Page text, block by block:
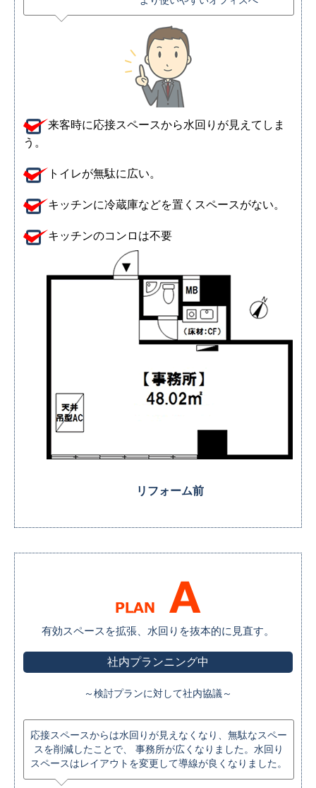
来客時に応接スペースから水回りが見えてしま
う。
トイレが無駄に広い。
キッチンに冷蔵庫などを置くスペースがない。
キッチンのコンロは不要
リフォーム前
有効スペースを拡張、 水回りを抜本的に見直す。
社内プランニング中
～検討プランに対して社内協議～
応接スペースからは水回りが見えなくなり、無駄なスペー
スを削減したことで、 事務所が広くなりました。水回り
スペースはレイアウトを変更して導線が良くなりました。